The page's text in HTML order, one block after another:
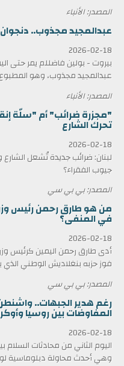
المصدر: الأنباء
عبدالمجيد مجذوب.. دنجوان
2026-02-18
بيروت - بولين فاضللم يمر حتى
عبدالمجيد مجذوب، وهو
المصدر: الأنباء
"مجزرة ضرائب" أم "سلّة
تحرك الشارع
2026-02-18
لبنان: ضرائب جديدة تُشعل الشارع
جيوب الفقراء؟
المصدر: بي بي سي
في المنفى؟
2026-02-18
فوز حزبه بنغلاديش الوطني الذي
المصدر: بي بي سي
رغم هدير الجبهات..
المفاوضات بين روسيا
2026-02-18
اليوم الثاني من محادثات السلام
وهي أحدث محاولة دبلوماسية